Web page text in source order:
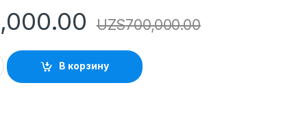
UZS700,000.00
В корзину